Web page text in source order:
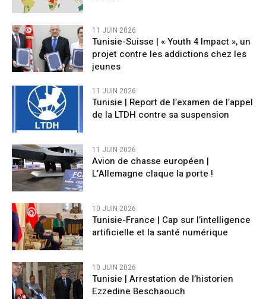
11 JUIN 2026
Tunisie-Suisse | « Youth 4 Impact », un
projet contre les addictions chez les
jeunes
11 JUIN 2026
Tunisie | Report de l’examen de l’appel
de la LTDH contre sa suspension
11 JUIN 2026
Avion de chasse européen |
L’Allemagne claque la porte !
10 JUIN 2026
Tunisie-France | Cap sur l’intelligence
artificielle et la santé numérique
10 JUIN 2026
Tunisie | Arrestation de l’historien
Ezzedine Beschaouch